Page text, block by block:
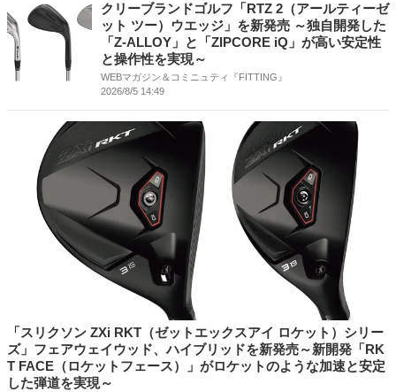
クリーブランドゴルフ「RTZ 2（アールティーゼ
ット ツー）ウエッジ」を新発売 ～独自開発した
「Z-ALLOY」と「ZIPCORE iQ」が高い安定性
と操作性を実現～
WEBマガジン＆コミニュティ『FITTING』
2026/8/5 14:49
「スリクソン ZXi RKT（ゼットエックスアイ ロケット）シリー
ズ」フェアウェイウッド、ハイブリッドを新発売～新開発「RK
T FACE（ロケットフェース）」がロケットのような加速と安定
した弾道を実現～